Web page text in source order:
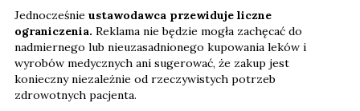
Jednocześnie ustawodawca przewiduje liczne
ograniczenia. Reklama nie będzie mogła zachęcać do
nadmiernego lub nieuzasadnionego kupowania leków i
wyrobów medycznych ani sugerować, że zakup jest
konieczny niezależnie od rzeczywistych potrzeb
zdrowotnych pacjenta.